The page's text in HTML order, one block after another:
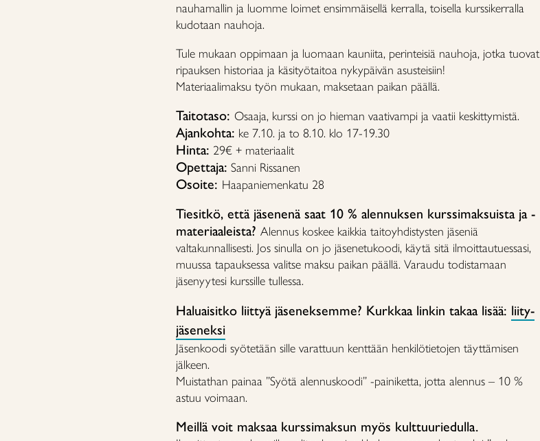
nauhamallin ja luomme loimet ensimmäisellä kerralla, toisella kurssikerralla
kudotaan nauhoja.
Tule mukaan oppimaan ja luomaan kauniita, perinteisiä nauhoja, jotka tuovat
ripauksen historiaa ja käsityötaitoa nykypäivän asusteisiin!
Materiaalimaksu työn mukaan, maksetaan paikan päällä.
Taitotaso: Osaaja, kurssi on jo hieman vaativampi ja vaatii keskittymistä.
Ajankohta: ke 7.10. ja to 8.10. klo 17-19.30
Hinta: 29€ + materiaalit
Opettaja: Sanni Rissanen
Osoite: Haapaniemenkatu 28
Tiesitkö, että jäsenenä saat 10 % alennuksen kurssimaksuista ja -
materiaaleista? Alennus koskee kaikkia taitoyhdistysten jäseniä
valtakunnallisesti. Jos sinulla on jo jäsenetukoodi, käytä sitä ilmoittautuessasi,
muussa tapauksessa valitse maksu paikan päällä. Varaudu todistamaan
jäsenyytesi kurssille tullessa.
Haluaisitko liittyä jäseneksemme? Kurkkaa linkin takaa lisää: liity-
jäseneksi
Jäsenkoodi syötetään sille varattuun kenttään henkilötietojen täyttämisen
jälkeen.
Muistathan painaa ”Syötä alennuskoodi” -painiketta, jotta alennus – 10 %
astuu voimaan.
Meillä voit maksaa kurssimaksun myös kulttuuriedulla.